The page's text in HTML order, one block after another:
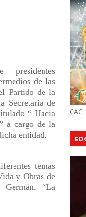
de las
Partido de la
Secretaria de
“ Hacia
a cargo de la
entidad.
temas
y Obras de
“La
CAC